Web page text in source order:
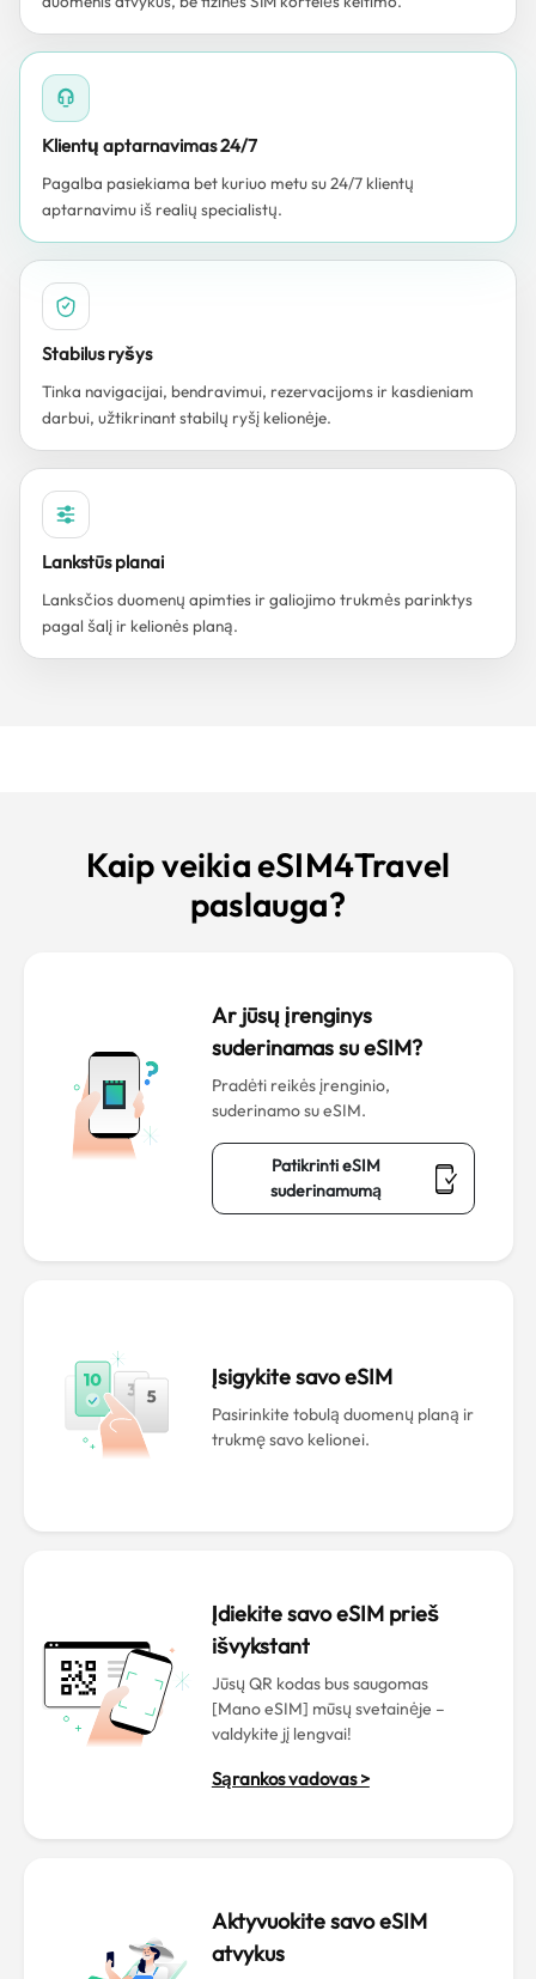
Klientų aptarnavimas 24/7
Pagalba pasiekiama bet kuriuo metu su 24/7 klientų
aptarnavimu iš realių specialistų.
Stabilus ryšys
Tinka navigacijai, bendravimui, rezervacijoms ir kasdieniam
darbui, užtikrinant stabilų ryšį kelionėje.
Lankstūs planai
Lanksčios duomenų apimties ir galiojimo trukmės parinktys
pagal šalį ir kelionės planą.
Kaip veikia eSIM4Travel
paslauga?
Ar jūsų įrenginys
suderinamas su eSIM?
Pradėti reikės įrenginio,
suderinamo su eSIM.
Patikrinti eSIM
suderinamumą
Įsigykite savo eSIM
Pasirinkite tobulą duomenų planą ir
trukmę savo kelionei.
Įdiekite savo eSIM prieš
išvykstant
Jūsų QR kodas bus saugomas
[Mano eSIM] mūsų svetainėje –
valdykite jį lengvai!
Sąrankos vadovas >
Aktyvuokite savo eSIM
atvykus